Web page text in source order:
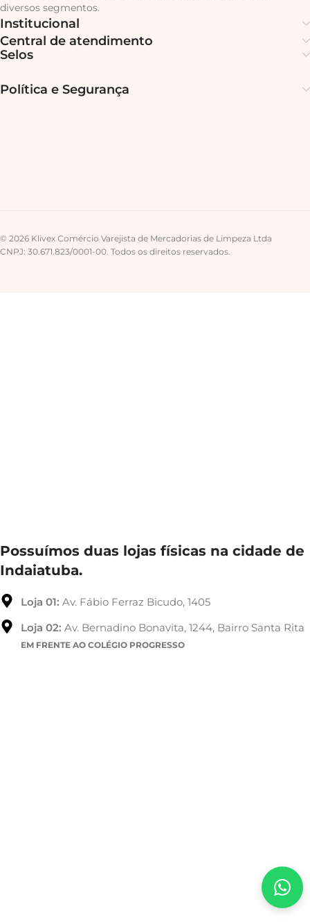
diversos segmentos.
Institucional
Central de atendimento
Selos
Política e Segurança
© 2026 Klivex Comércio Varejista de Mercadorias de Limpeza Ltda
CNPJ: 30.671.823/0001-00. Todos os direitos reservados.
Possuímos duas lojas físicas na cidade de
Indaiatuba.
Loja 01: Av. Fábio Ferraz Bicudo, 1405
Loja 02: Av. Bernadino Bonavita, 1244, Bairro Santa Rita
EM FRENTE AO COLÉGIO PROGRESSO